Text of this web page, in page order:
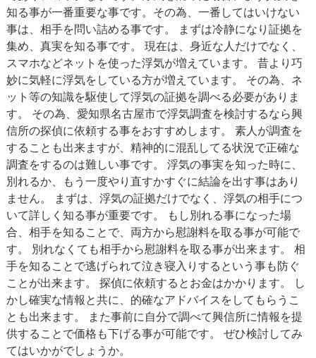
知る事が一番重要な事です。その為、一番してはいけない
事は、相手を問い詰める事です。 まずは冷静になり証拠を
集め、真実を知る事です。 現在は、身近な人だけでなく、
スマホなどネットを使った浮気が増えています。 昔より巧
妙に気軽に浮気をしている方が増えています。 その為、ネ
ット等の知識を駆使して浮気の証拠を調べる必要がありま
す。 その為、愛知県名古屋市で浮気調査を検討するなら興
信所の探偵に依頼する事をおすすめします。 素人が調査を
することも出来ますが、精神的に混乱してる状況で正確な
調査をするのは難しい事です。 浮気の事実を知った時に、
別れるか、もう一度やり直すかすぐに結論を出す事はあり
ません。 まずは、浮気の証拠だけでなく、浮気の相手につ
いて詳しく知る事が重要です。 もし別れる事になった場
合、相手を知ることで、両方から慰謝料を取る事が可能で
す。 別れなくても相手から慰謝料を取る事が出来ます。 相
手を知ることで逃げられて泣き寝入りするという事も防ぐ
ことが出来ます。 探偵に依頼するとお金はかかります。 し
かし確実な情報と共に、的確なアドバイスをしてもらうこ
とも出来ます。 また事前に自分で調べて興信所に情報を提
供することで価格も下げる事が可能です。 ぜひ検討してみ
てはいかがでしょうか。